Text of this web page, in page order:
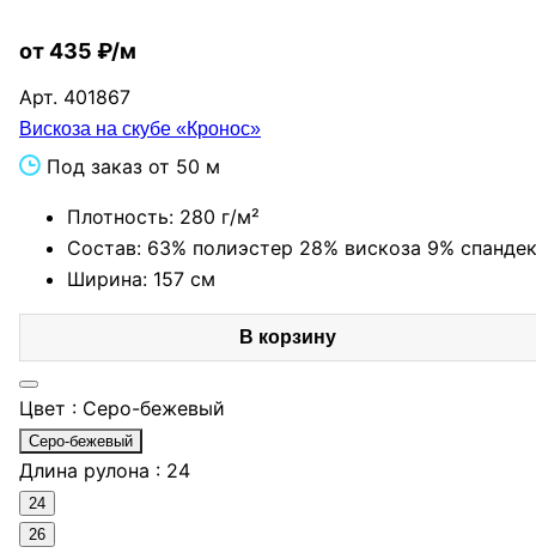
от 435 ₽/м
Арт. 401867
Вискоза на скубе «Кронос»
Под заказ от 50 м
Плотность: 280 г/м²
Состав: 63% полиэстер 28% вискоза 9%
Ширина: 157 см
В корзину
Цвет : Серо-бежевый
Серо-бежевый
Длина рулона : 24
24
26